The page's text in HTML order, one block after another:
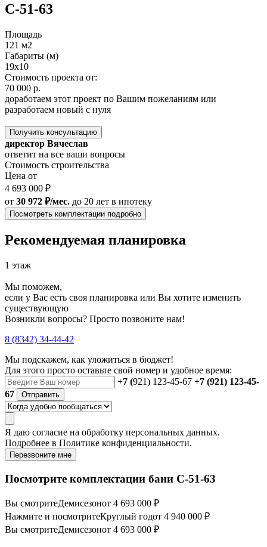
C-51-63
Площадь
121 м2
Габариты (м)
19х10
Стоимость проекта от:
70 000 р.
доработаем этот проект по Вашим пожеланиям или
разработаем новый с нуля
Получить консультацию
директор Вячеслав
ответит на все ваши вопросы
Стоимость строительства
Цена от
4 693 000 ₽
от 30 972 ₽/мес. до 20 лет в ипотеку
Посмотреть комплектации подробно
Рекомендуемая планировка
1 этаж
Мы поможем,
если у Вас есть своя планировка или Вы хотите изменить
существующую
Возникли вопросы? Просто позвоните нам!
8 (8342) 34-44-42
Мы подскажем, как уложиться в бюджет!
Для этого просто оставьте свой номер и удобное время:
+7 (921) 123-45-67 +7 (921) 123-45-
67
Отправить
Я даю согласие на обработку персональных данных.
Подробнее в Политике конфиденциальности.
Перезвоните мне
Посмотрите комплектации бани C-51-63
Вы смотритеДемисезонот 4 693 000 ₽
Нажмите и посмотритеКруглый годот 4 940 000 ₽
Вы смотритеДемисезонот 4 693 000 ₽